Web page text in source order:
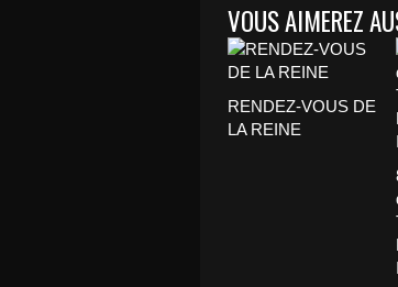
VOUS AIMEREZ
RENDEZ-VOUS DE
LA REINE